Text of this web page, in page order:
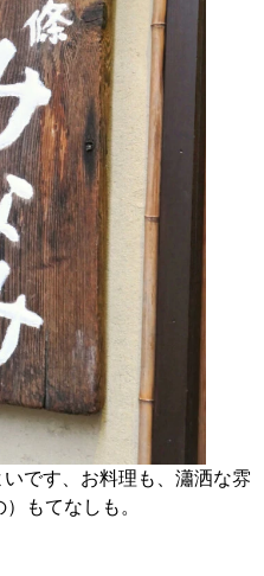
です、お料理も、瀟洒な雰
もてなしも。